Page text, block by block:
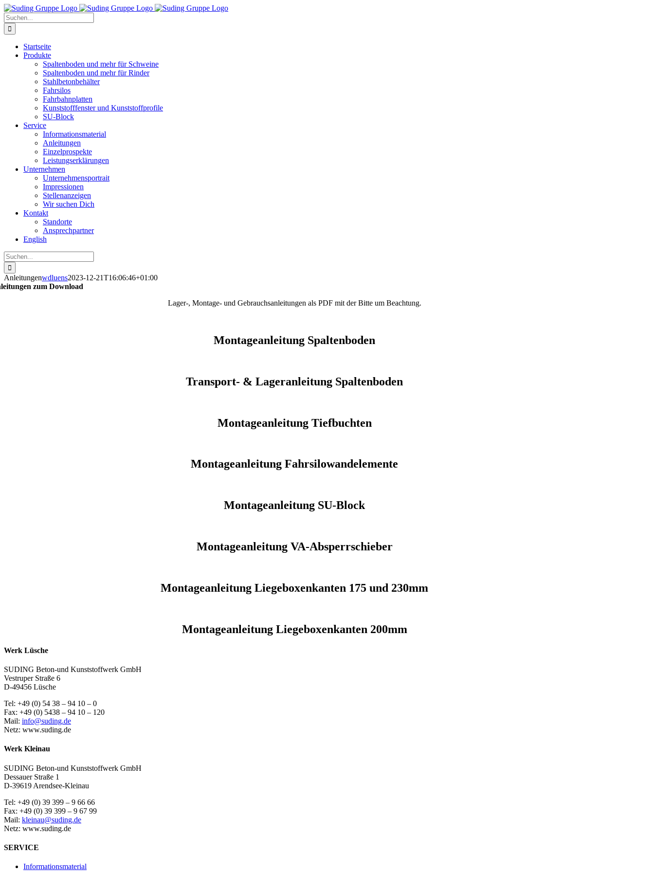
Zum
Inhalt
springen
Suche
nach:
Startseite
Produkte
Spaltenboden und mehr für Schweine
Spaltenboden und mehr für Rinder
Stahlbetonbehälter
Fahrsilos
Fahrbahnplatten
Kunststofffenster und Kunststoffprofile
SU-Block
Service
Informationsmaterial
Anleitungen
Einzelprospekte
Leistungserklärungen
Unternehmen
Unternehmensportrait
Impressionen
Stellenanzeigen
Wir suchen Dich
Kontakt
Standorte
Ansprechpartner
English
Suche
nach:
Anleitungenwdluens2023-12-21T16:06:46+01:00
zum Download
Lager-, Montage- und Gebrauchsanleitungen als PDF mit der Bitte um Beachtung.
Montageanleitung Spaltenboden
Transport- & Lageranleitung Spaltenboden
Montageanleitung Tiefbuchten
Montageanleitung Fahrsilowandelemente
Montageanleitung SU-Block
Montageanleitung VA-Absperrschieber
Montageanleitung Liegeboxenkanten 175 und 230mm
Montageanleitung Liegeboxenkanten 200mm
Werk Lüsche
SUDING Beton-und Kunststoffwerk GmbH
Vestruper Straße 6
D-49456 Lüsche
Tel: +49 (0) 54 38 – 94 10 – 0
Fax: +49 (0) 5438 – 94 10 – 120
Mail: info@suding.de
Netz: www.suding.de
Werk Kleinau
SUDING Beton-und Kunststoffwerk GmbH
Dessauer Straße 1
D-39619 Arendsee-Kleinau
Tel: +49 (0) 39 399 – 9 66 66
Fax: +49 (0) 39 399 – 9 67 99
Mail: kleinau@suding.de
Netz: www.suding.de
SERVICE
Informationsmaterial